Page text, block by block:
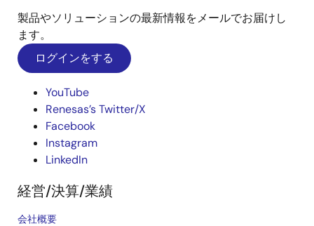
製品やソリューションの最新情報をメールでお届けし
ます。
ログインをする
YouTube
Renesas’s Twitter/X
Facebook
Instagram
LinkedIn
経営/決算/業績
会社概要